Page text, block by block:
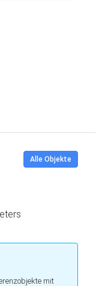
Alle Objekte
mit